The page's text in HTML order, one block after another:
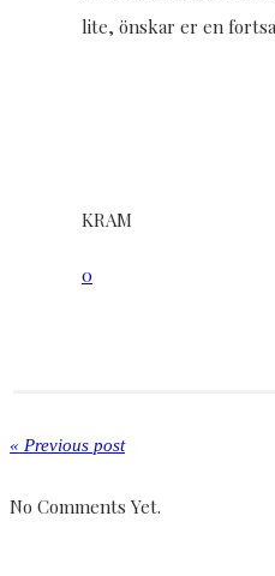
lite, önskar er en
KRAM
0
« Previous post
No Comments Yet.